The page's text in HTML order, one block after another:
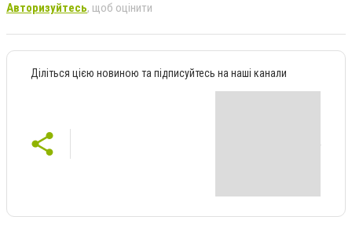
Авторизуйтесь, щоб оцінити
Діліться цією новиною та підписуйтесь на наші канали